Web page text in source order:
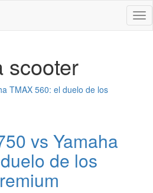
scooter
vs Yamaha
de los